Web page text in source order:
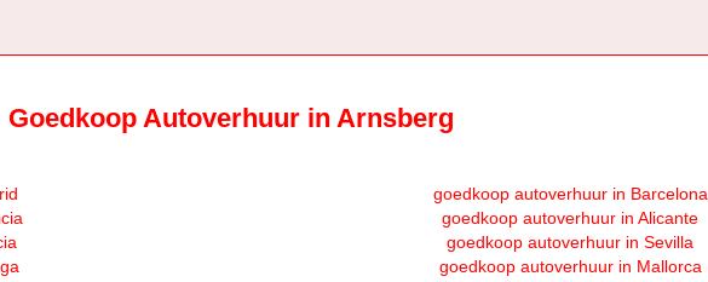
Goedkoop Autoverhuur in Arnsberg
goedkoop autoverhuur in Barcelona
goedkoop autoverhuur in Alicante
goedkoop autoverhuur in Sevilla
goedkoop autoverhuur in Mallorca